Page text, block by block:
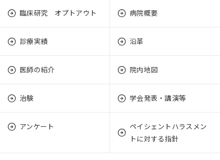
臨床研究 オプトアウト 病院概要
診療実績 沿革
医師の紹介 院内地図
治験 学会発表・講演等
アンケート
ペイシェントハラスメン
トに対する指針